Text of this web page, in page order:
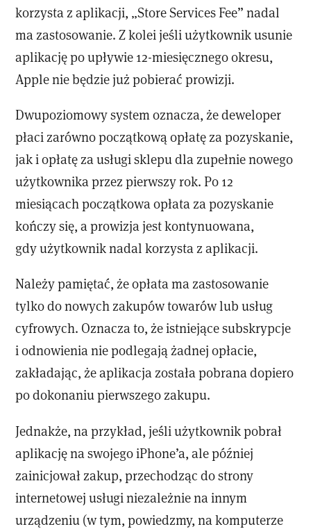
korzysta z aplikacji, „Store Services Fee” nadal
ma zastosowanie. Z kolei jeśli użytkownik usunie
aplikację po upływie 12-miesięcznego okresu,
Apple nie będzie już pobierać prowizji.
Dwupoziomowy system oznacza, że deweloper
płaci zarówno początkową opłatę za pozyskanie,
jak i opłatę za usługi sklepu dla zupełnie nowego
użytkownika przez pierwszy rok. Po 12
miesiącach początkowa opłata za pozyskanie
kończy się, a prowizja jest kontynuowana,
gdy użytkownik nadal korzysta z aplikacji.
Należy pamiętać, że opłata ma zastosowanie
tylko do nowych zakupów towarów lub usług
cyfrowych. Oznacza to, że istniejące subskrypcje
i odnowienia nie podlegają żadnej opłacie,
zakładając, że aplikacja została pobrana dopiero
po dokonaniu pierwszego zakupu.
Jednakże, na przykład, jeśli użytkownik pobrał
aplikację na swojego iPhone’a, ale później
zainicjował zakup, przechodząc do strony
internetowej usługi niezależnie na innym
urządzeniu (w tym, powiedzmy, na komputerze